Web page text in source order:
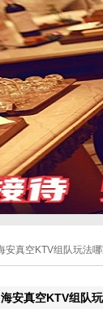
安真空KTV组队玩法
安真空KTV组队